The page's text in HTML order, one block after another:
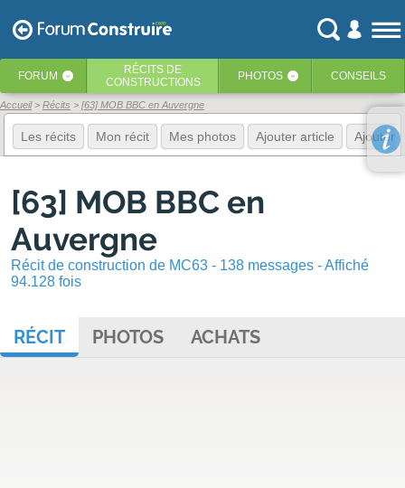
FORUM ‹ RÉCITS DE
CONSTRUCTIONS
PHOTOS ‹ CONSEILS
Accueil Récits [63] MOB BBC en Auvergne
Les récits Mon récit Mes photos Ajouter article Ajouter
[63] MOB BBC en
Auvergne
Récit de construction de MC63 - 138 messages - Affiché
94.128 fois
RÉCIT PHOTOS ACHATS